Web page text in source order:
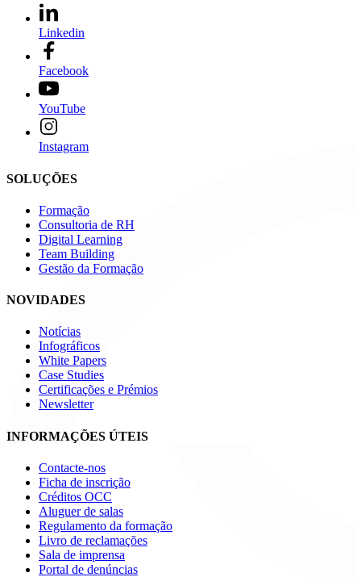
Linkedin
Facebook
YouTube
Instagram
SOLUÇÕES
Formação
Consultoria de RH
Digital Learning
Team Building
Gestão da Formação
NOVIDADES
Notícias
Infográficos
White Papers
Case Studies
Certificações e Prémios
Newsletter
INFORMAÇÕES ÚTEIS
Contacte-nos
Ficha de inscrição
Créditos OCC
Aluguer de salas
Regulamento da formação
Livro de reclamações
Sala de imprensa
Portal de denúncias